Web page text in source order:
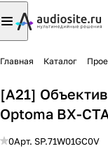
Главная Каталог
[A21] Объектив
Optoma BX-
0Арт. SP.71W01GC0V